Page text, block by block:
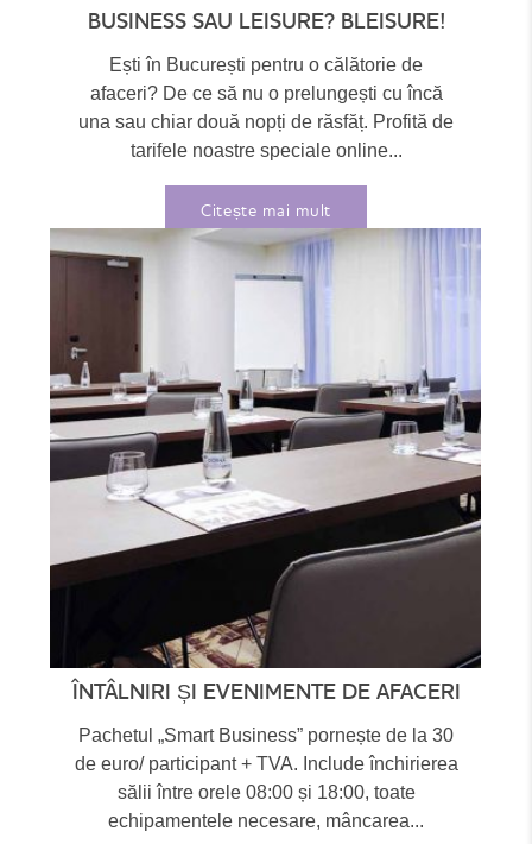
BUSINESS SAU LEISURE? BLEISURE!
Ești în București pentru o călătorie de
afaceri? De ce să nu o prelungești cu încă
una sau chiar două nopți de răsfăț. Profită de
tarifele noastre speciale online...
Citește mai mult
ÎNTÂLNIRI ȘI EVENIMENTE DE AFACERI
Pachetul „Smart Business” pornește de la 30
de euro/ participant + TVA. Include închirierea
sălii între orele 08:00 și 18:00, toate
echipamentele necesare, mâncarea...